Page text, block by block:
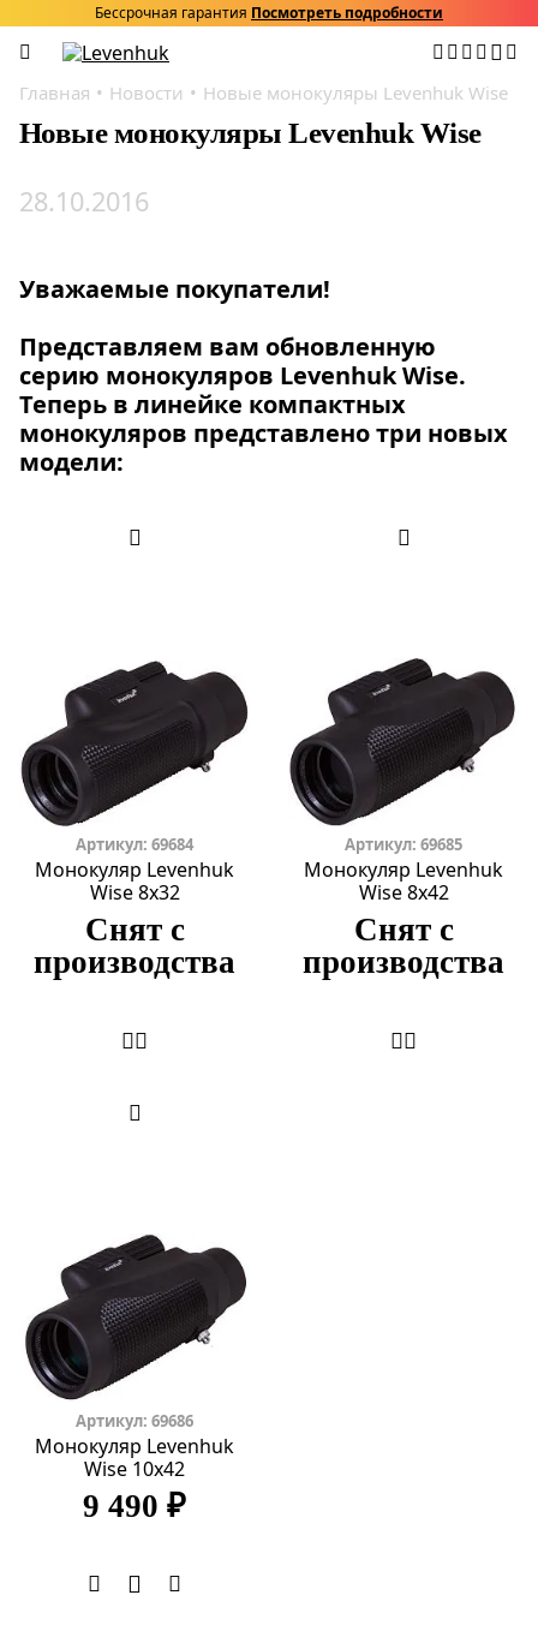
Бессрочная гарантия Посмотреть подробности
Главная Новости Новые монокуляры Levenhuk Wise
Новые монокуляры Levenhuk Wise
28.10.2016
Уважаемые покупатели!
Представляем вам обновленную
серию монокуляров Levenhuk Wise.
Теперь в линейке компактных
монокуляров представлено три новых
модели:
Артикул: 69684
Монокуляр Levenhuk
Wise 8x32
Снят с
производства
Артикул: 69685
Монокуляр Levenhuk
Wise 8x42
Снят с
производства
Артикул: 69686
Монокуляр Levenhuk
Wise 10x42
9 490 ₽